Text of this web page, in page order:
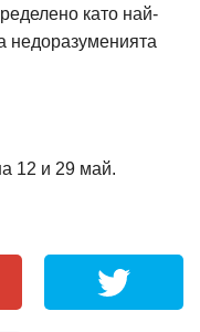
като най-
недоразуменията
12 и 29 май.